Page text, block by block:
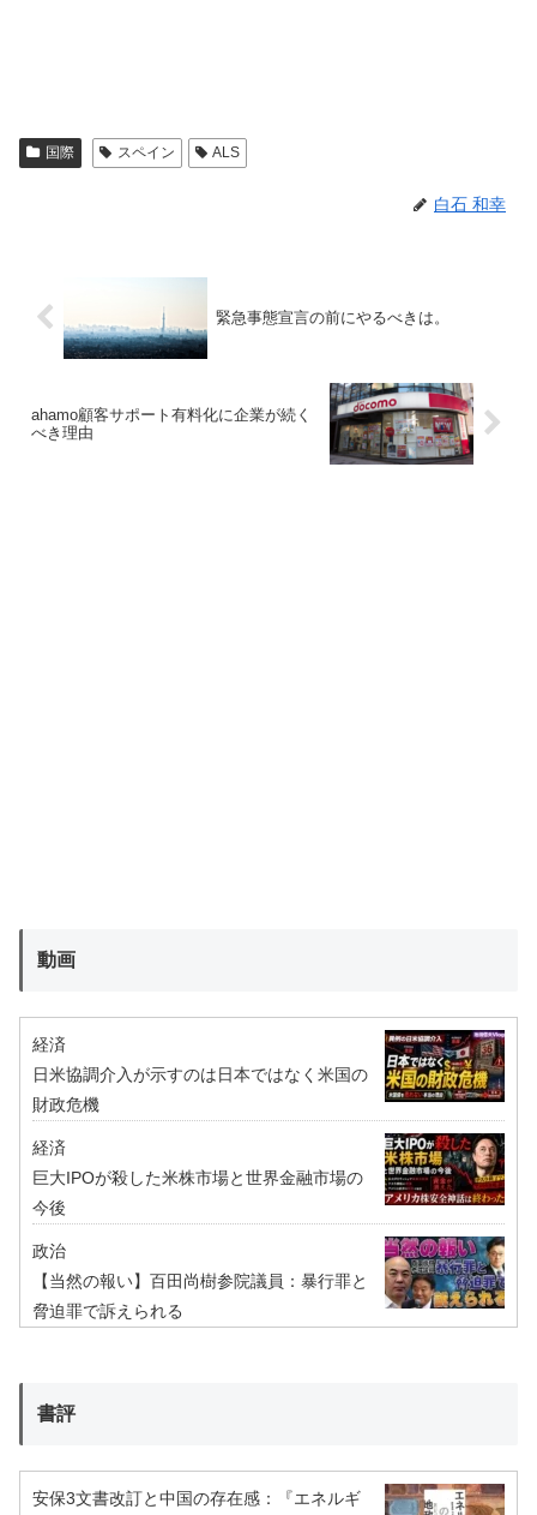
国際 スペイン ALS
白石 和幸
緊急事態宣言の前にやるべきは。
ahamo顧客サポート有料化に企業が続く
べき理由
動画
経済
日米協調介入が示すのは日本ではなく米国の
財政危機
経済
巨大IPOが殺した米株市場と世界金融市場の
今後
政治
【当然の報い】百田尚樹参院議員：暴行罪と
脅迫罪で訴えられる
書評
安保3文書改訂と中国の存在感：『エネルギ